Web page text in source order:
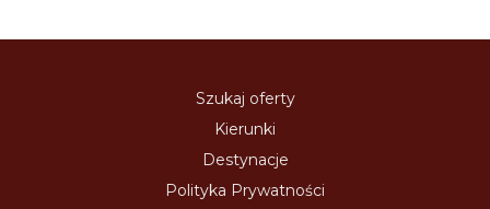
Szukaj oferty
Kierunki
Destynacje
Polityka Prywatności